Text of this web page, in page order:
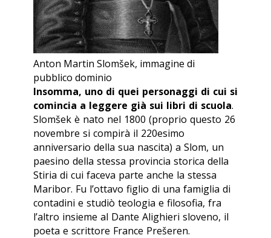
Anton Martin Slomšek, immagine di
pubblico dominio
Insomma, uno di quei personaggi di cui si
comincia a leggere già sui libri di scuola.
Slomšek è nato nel 1800 (proprio questo 26
novembre si compirà il 220esimo
anniversario della sua nascita) a Slom, un
paesino della stessa provincia storica della
Stiria di cui faceva parte anche la stessa
Maribor. Fu l’ottavo figlio di una famiglia di
contadini e studiò teologia e filosofia, fra
l’altro insieme al Dante Alighieri sloveno, il
poeta e scrittore France Prešeren.